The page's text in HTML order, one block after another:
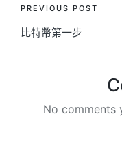
Post
navigation
PREVIOUS POST
比特幣第一步
No comments